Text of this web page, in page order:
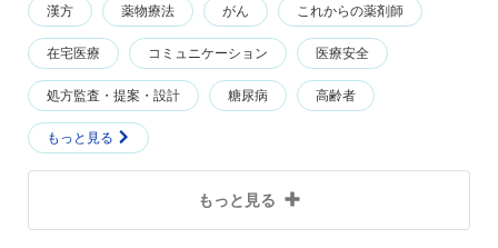
漢方 薬物療法 がん これからの薬剤師
在宅医療 コミュニケーション 医療安全
処方監査・提案・設計 糖尿病 高齢者
もっと見る
もっと見る